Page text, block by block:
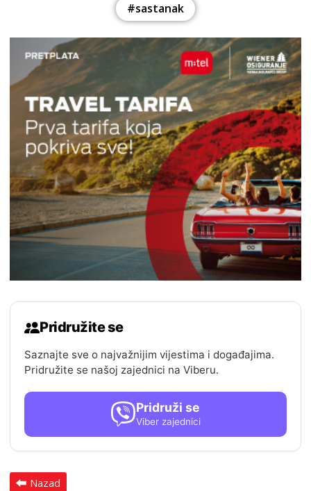
#sastanak
Pridružite se
Saznajte sve o najvažnijim vijestima i događajima.
Pridružite se našoj zajednici na Viberu.
Pridruži se
Viber zajednici
Nazad